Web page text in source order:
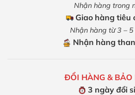
Nhận hàng trong
Giao hàng tiêu
Nhận hàng từ 3 –
Nhận hàng
ĐỔI HÀNG & BẢO
3 ngày đổi